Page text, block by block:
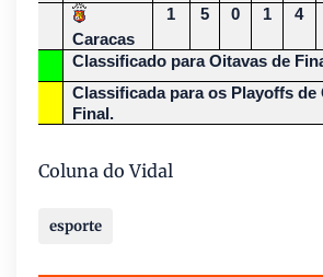
Caracas
1 5 0 1 4
Classificado para Oitavas de
Classificada para os Playoffs de
Final.
Coluna do Vidal
esporte